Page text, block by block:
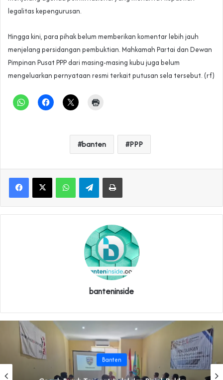
legalitas kepengurusan.
Hingga kini, para pihak belum memberikan komentar lebih jauh
menjelang persidangan pembuktian. Mahkamah Partai dan Dewan
Pimpinan Pusat PPP dari masing-masing kubu juga belum
mengeluarkan pernyataan resmi terkait putusan sela tersebut. (rf)
banten PPP
WhatsAppTelegramPrint
banteninside
Banten